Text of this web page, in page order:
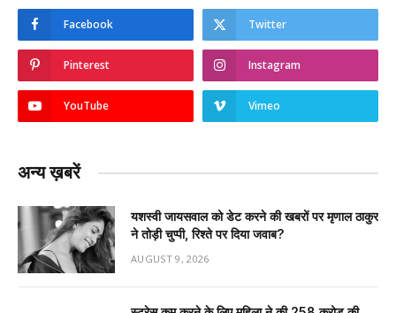
Facebook Twitter
Pinterest Instagram
YouTube Vimeo
अन्य ख़बरें
यशस्वी जायसवाल को डेट करने की खबरों पर मृणाल ठाकुर
ने तोड़ी चुप्पी, रिश्ते पर दिया जवाब?
AUGUST 9, 2026